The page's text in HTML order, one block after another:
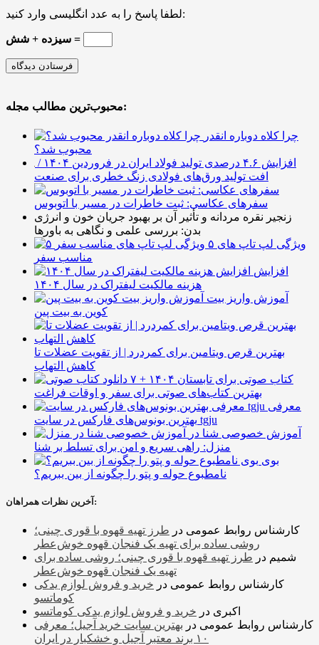
لطفا پاسخ را به عدد انگلیسی وارد کنید:
سیزده + شش =
محبوب‌ترین مطالب مجله:
چرا کلاه دوباره انقدر
محبوب شد؟
افزایش ۴.۶ درصدی تولید فولاد ایران در فروردین ۱۴۰۴ /
افت تولید ورق‌های فولادی زنگ خطری برای صنعت
سفرهای عکاسی: ثبت خاطرات در مسیر با اتوبوس
زنجیر نقره مردانه و تأثیر آن بر بهبود جریان خون و انرژی
بدن: بررسی علمی و نگاهی به باورها
۵ ویژگی لپ تاپ های
مناسب سفر
افزایش
هزینه مالکیت لیفتراک در سال ۱۴۰۴
آموزش واریز بیت
کوین به بیت پین
بهترین قرص ویتامین برای کمردرد | از تقویت عضلات تا
کاهش التهاب
۷ کتاب صوتی برای تابستان ۱۴۰۴ +
بهترین کتاب‌های صوتی برای سفر و اوقات فراغت
معرفی
بهترین بونوس‌های فارکس در سایت tgju
آموزش خصوصی شنا در
منزل: راهی سریع و امن برای تسلط بر شنا
بوی
نامطبوع حوله و پتو را چگونه از بین ببریم؟
آخرین نظرات همراهان:
کارشناس روابط عمومی در طرز تهیه قهوه با قوری چینی؛
روشی ساده برای تهیه یک فنجان قهوه خوش‌عطر
شمیم در طرز تهیه قهوه با قوری چینی؛ روشی ساده برای
تهیه یک فنجان قهوه خوش‌عطر
کارشناس روابط عمومی در خرید و فروش لوازم یدکی
کوماتسو
اکبری در خرید و فروش لوازم یدکی کوماتسو
کارشناس روابط عمومی در بهترین سایت خرید آجیل؛ معرفی
۱۰ برند معتبر آجیل و خشکبار در ایران